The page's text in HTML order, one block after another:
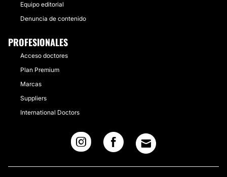
Equipo editorial
Denuncia de contenido
PROFESIONALES
Acceso doctores
Plan Premium
Marcas
Suppliers
International Doctors